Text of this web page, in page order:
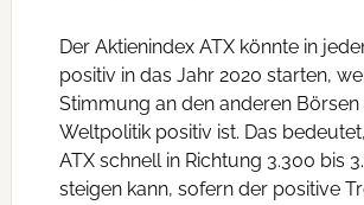
Der Aktienindex ATX könnte in
positiv in das Jahr 2020 starten,
Stimmung an den anderen
Weltpolitik positiv ist. Das
ATX schnell in Richtung 3.300 bis
steigen kann, sofern der positive